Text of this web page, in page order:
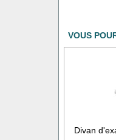
VOUS
Divan